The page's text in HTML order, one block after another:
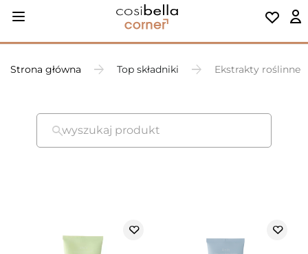
Strona główna Top składniki Ekstrakty roślinne
wyszukaj produkt